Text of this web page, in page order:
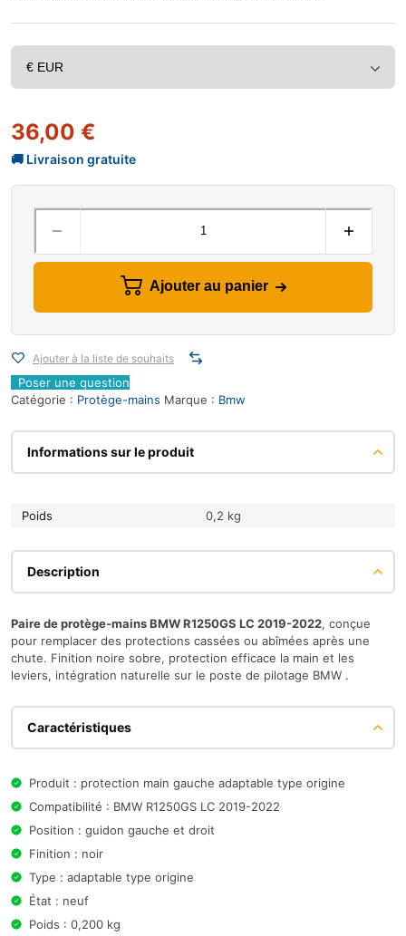
36,00 €
Ajouter au panier
Ajouter à la liste de souhaits
Poser une question
Catégorie : Protège-mains Marque : Bmw
Informations sur le produit
Poids 0,2 kg
Description
Paire de protège-mains BMW R1250GS LC 2019-2022, conçue
pour remplacer des protections cassées ou abîmées après une
chute. Finition noire sobre, protection efficace la main et les
leviers, intégration naturelle sur le poste de pilotage BMW .
Caractéristiques
Produit : protection main gauche adaptable type origine
Compatibilité : BMW R1250GS LC 2019-2022
Position : guidon gauche et droit
Finition : noir
Type : adaptable type origine
État : neuf
Poids : 0,200 kg